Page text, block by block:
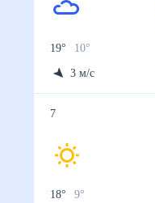
19° 10°
3 м/с
7
18° 9°